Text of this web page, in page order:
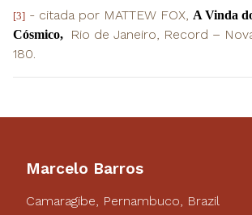
[3] - citada por MATTEW FOX, A Vinda
Cósmico,
Rio de Janeiro, Record –
180.
Marcelo Barros
Camaragibe, Pernambuco, Brazil